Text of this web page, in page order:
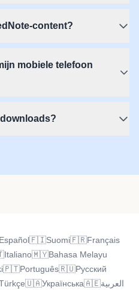
content?
mobiele telefoon
Español🇫🇮Suomi🇫🇷Français
Italiano🇲🇾Bahasa Melayu
🇵🇹Português🇷🇺Русский
🇺🇦Українська🇦🇪العربية